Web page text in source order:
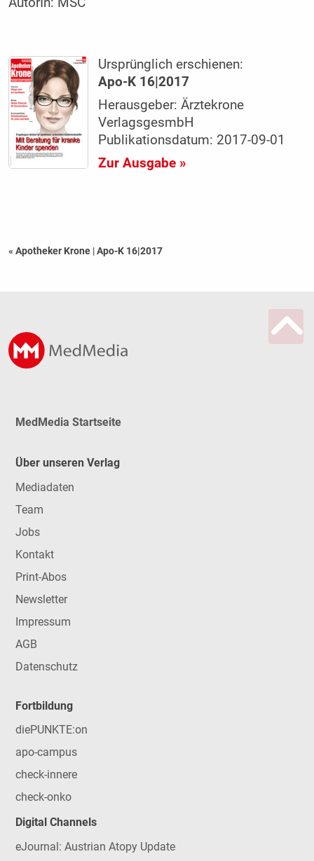
Ursprünglich erschienen:
Apo-K 16|2017
Herausgeber: Ärztekrone
VerlagsgesmbH
Publikationsdatum: 2017-09-01
Zur Ausgabe »
« Apotheker Krone |Apo-K 16|2017
MedMedia Startseite
Über unseren Verlag
Mediadaten
Team
Jobs
Kontakt
Print-Abos
Newsletter
Impressum
AGB
Datenschutz
Fortbildung
diePUNKTE:on
apo-campus
check-innere
check-onko
Digital Channels
eJournal: Austrian Atopy Update